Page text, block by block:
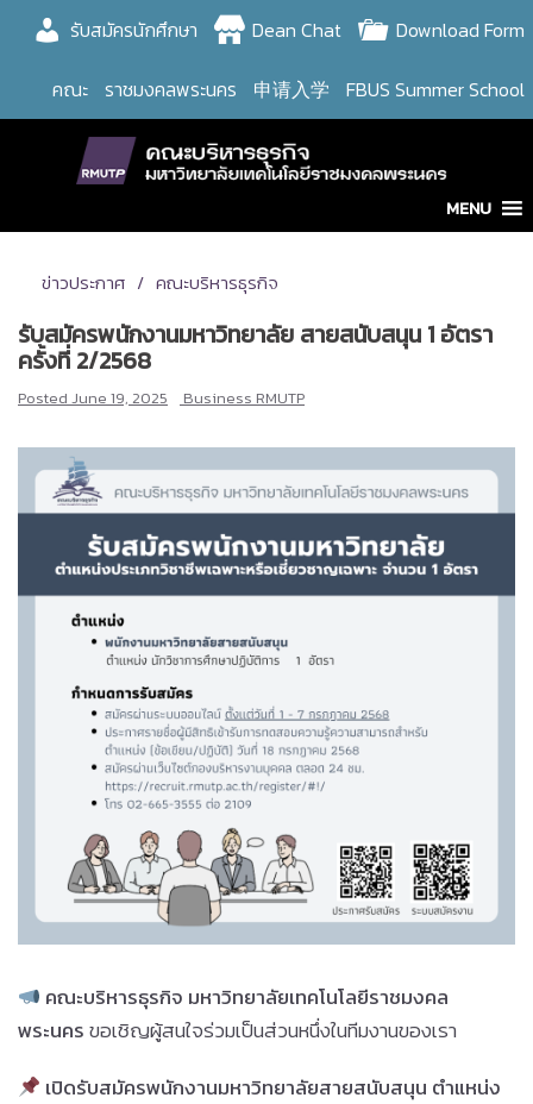
content
รับสมัครนักศึกษา Dean Chat Download Form
คณะ ราชมงคลพระนคร 申请入学 FBUS Summer School
MENU
ข่าวประกาศ คณะบริหารธุรกิจ
รับสมัครพนักงานมหาวิทยาลัย สายสนับสนุน 1 อัตรา
ครั้งที่ 2/2568
Posted June 19, 2025 Business RMUTP
คณะบริหารธุรกิจ มหาวิทยาลัยเทคโนโลยีราชมงคล
พระนครขอเชิญผู้สนใจร่วมเป็นส่วนหนึ่งในทีมงานของเรา
เปิดรับสมัครพนักงานมหาวิทยาลัยสายสนับสนุน ตำแหน่ง